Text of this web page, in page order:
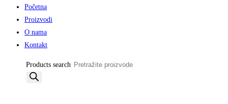
Početna
Proizvodi
O nama
Kontakt
Products search